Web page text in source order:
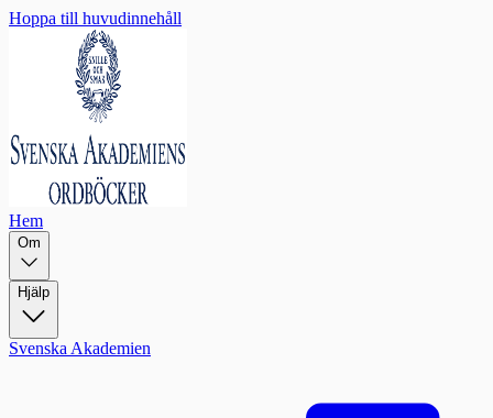
Hoppa till huvudinnehåll
Hem
Om
Hjälp
Svenska Akademien